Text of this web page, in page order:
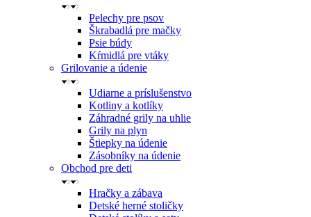
Pelechy pre psov
Škrabadlá pre mačky
Psie búdy
Kŕmidlá pre vtáky
Grilovanie a údenie
Udiarne a príslušenstvo
Kotliny a kotlíky
Záhradné grily na uhlie
Grily na plyn
Štiepky na údenie
Zásobníky na údenie
Obchod pre deti
Hračky a zábava
Detské herné stoličky